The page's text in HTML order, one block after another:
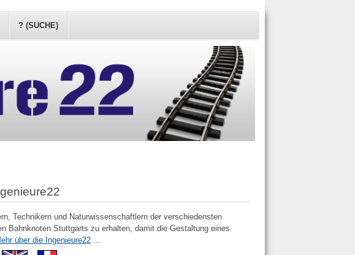
? (SUCHE)
Technikern und Naturwissenschaftlern der verschiedensten
Bahnknoten Stuttgarts zu erhalten, damit die Gestaltung eines
über die Ingenieure22...